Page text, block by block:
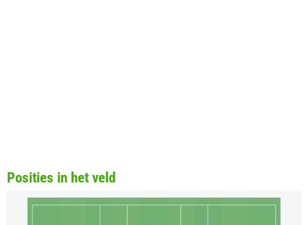
Posities in het veld